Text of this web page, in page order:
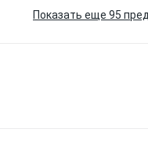
Показать еще 95